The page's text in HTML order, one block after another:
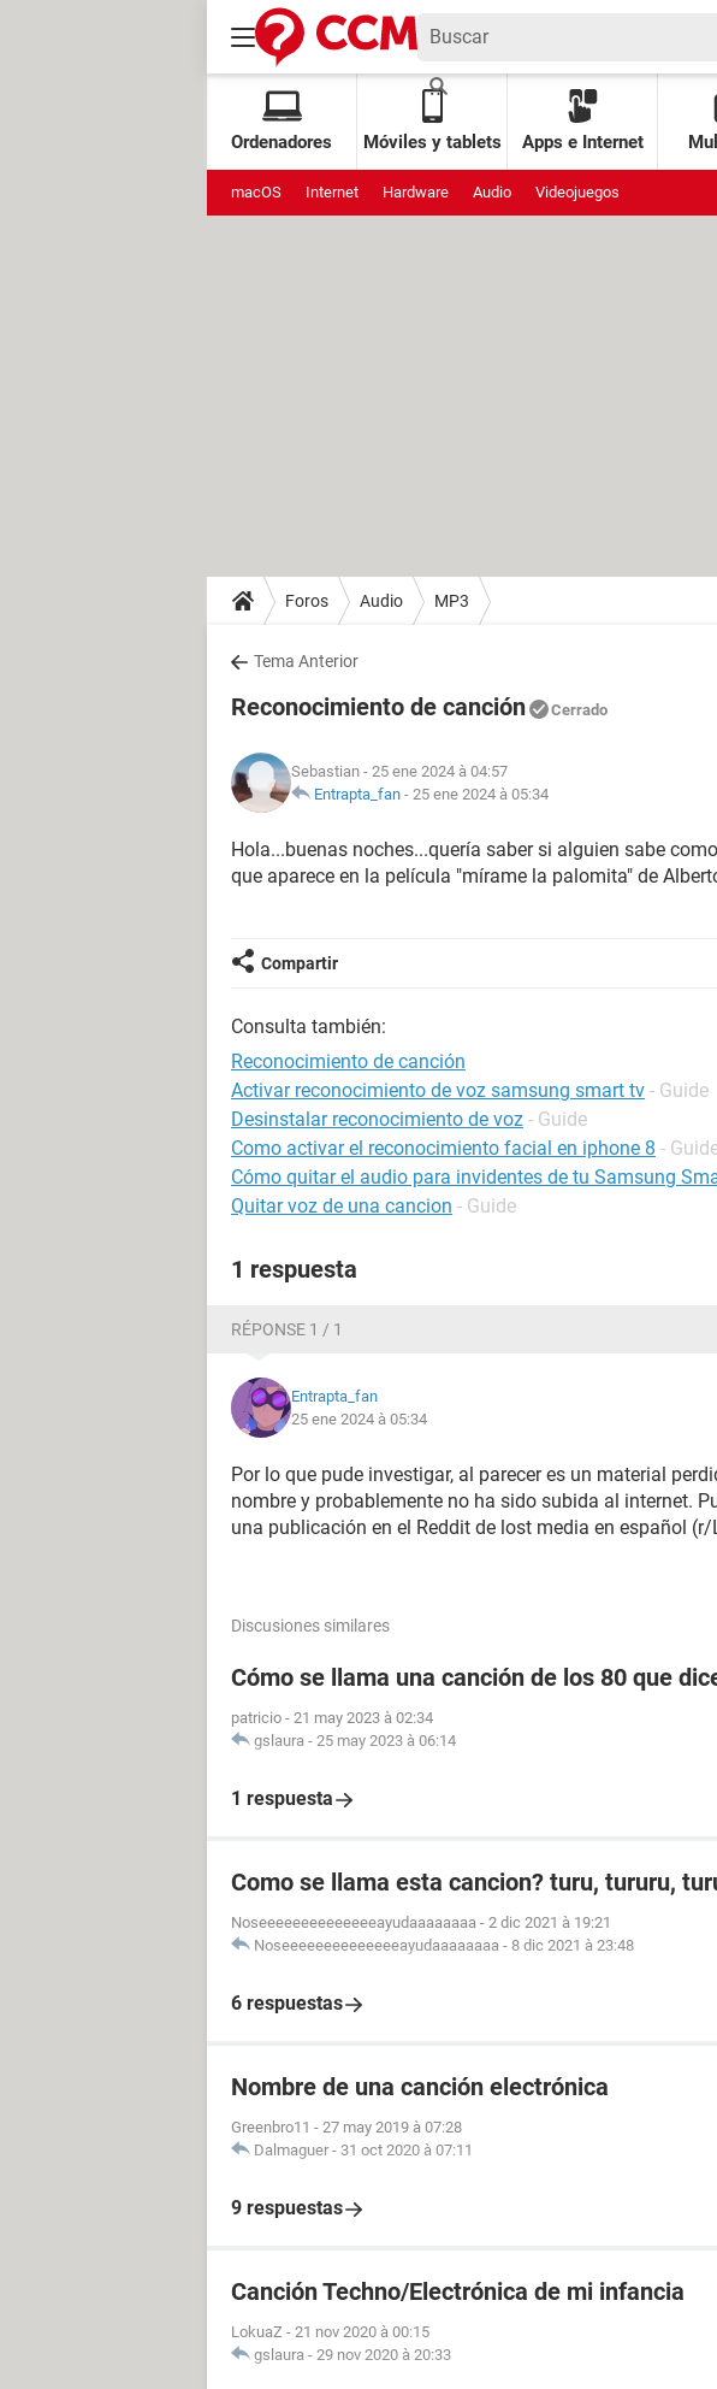
Ordenadores Móviles y tablets Apps e Internet
macOS Internet Hardware Audio Videojuegos
Foros Audio MP3
Tema Anterior
Reconocimiento de canción Cerrado
Sebastian - 25 ene 2024 à 04:57
Entrapta_fan - 25 ene 2024 à 05:34
Hola...buenas noches...quería saber si alguien sabe
que aparece en la película "mírame la palomita" de
Compartir
Consulta también:
Reconocimiento de canción
Activar reconocimiento de voz samsung smart tv - Guide
Desinstalar reconocimiento de voz - Guide
Como activar el reconocimiento facial en iphone 8 -
Cómo quitar el audio para invidentes de tu Samsung
Quitar voz de una cancion - Guide
1 respuesta
RÉPONSE 1 / 1
Entrapta_fan
25 ene 2024 à 05:34
Por lo que pude investigar, al parecer es un material
nombre y probablemente no ha sido subida al internet.
una publicación en el Reddit de lost media en español
Discusiones similares
Cómo se llama una canción de los 80 que
patricio - 21 may 2023 à 02:34
gslaura - 25 may 2023 à 06:14
1 respuesta
Como se llama esta cancion? turu, tururu,
Noseeeeeeeeeeeeeeayudaaaaaaaa - 2 dic 2021 à 19:21
Noseeeeeeeeeeeeeeayudaaaaaaaa - 8 dic 2021 à 23:48
6 respuestas
Nombre de una canción electrónica
Greenbro11 - 27 may 2019 à 07:28
Dalmaguer - 31 oct 2020 à 07:11
9 respuestas
Canción Techno/Electrónica de mi infancia
LokuaZ - 21 nov 2020 à 00:15
gslaura - 29 nov 2020 à 20:33